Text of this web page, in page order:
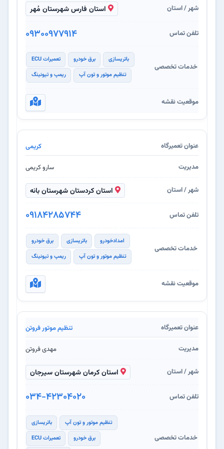
استان فارس شهرستان مُهر
09300977914
باتریسازی برق خودرو
تعمیرات ECU
تنظیم موتور و تون آپ
ریمپ و تیونینگ
کریمی
سارو کریمی
استان کردستان شهرستان بانه
09184285744
امدادخودرو باتریسازی
برق خودرو
تنظیم موتور و تون آپ
ریمپ و تیونینگ
تنظیم موتور فروتن
مهدی فروتن
استان کرمان شهرستان سیرجان
034-42304020
تنظیم موتور و تون آپ
باتریسازی
برق خودرو
تعمیرات ECU